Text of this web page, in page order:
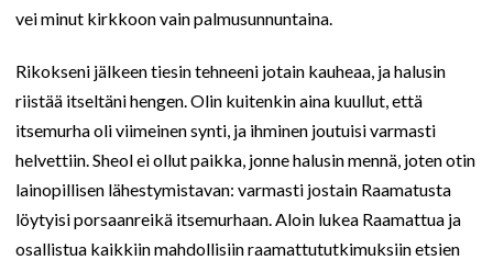
vei minut kirkkoon vain palmusunnuntaina.
Rikokseni jälkeen tiesin tehneeni jotain kauheaa, ja halusin
riistää itseltäni hengen. Olin kuitenkin aina kuullut, että
itsemurha oli viimeinen synti, ja ihminen joutuisi varmasti
helvettiin. Sheol ei ollut paikka, jonne halusin mennä, joten otin
lainopillisen lähestymistavan: varmasti jostain Raamatusta
löytyisi porsaanreikä itsemurhaan. Aloin lukea Raamattua ja
osallistua kaikkiin mahdollisiin raamattututkimuksiin etsien